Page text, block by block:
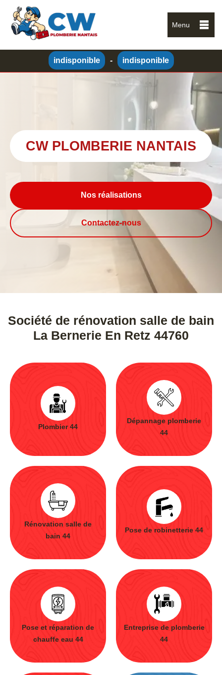
Menu
indisponible - indisponible
CW PLOMBERIE NANTAIS
Nos réalisations
Contactez-nous
Société de rénovation salle de bain
La Bernerie En Retz 44760
Plombier 44
Dépannage plomberie
44
Rénovation salle de
bain 44
Pose de robinetterie 44
Pose et réparation de
chauffe eau 44
Entreprise de plomberie
44